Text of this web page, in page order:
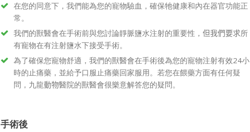
在您的同意下，我們能為您的寵物驗血，確保牠健康和內在器官功能正
常。
我們的獸醫會在手術前與您討論靜脈鹽水注射的重要性， 但我們要求所
有寵物在有注射鹽水下接受手術。
為了確保您寵物舒適，我們的獸醫會在手術後為您的寵物注射有效24小
時的止痛藥，並給予口服止痛藥回家服用。若您在餵藥方面有任何疑
問，九龍動物醫院的獸醫會很樂意解答您的疑問。
手術後